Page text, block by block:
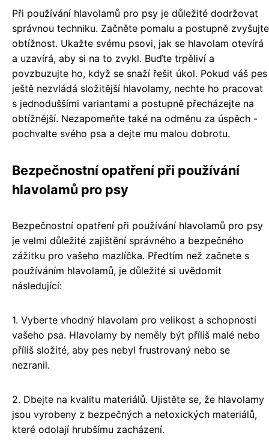
Při používání hlavolamů pro psy je důležité dodržovat
správnou techniku. Začněte pomalu a postupně zvyšujte
obtížnost. Ukažte svému psovi, jak se hlavolam otevírá
a uzavírá, aby si na to zvykl. Buďte trpěliví a
povzbuzujte ho, když se snaží řešit úkol. Pokud váš pes
ještě nezvládá složitější hlavolamy, nechte ho pracovat
s jednoduššími variantami a postupně přecházejte na
obtížnější. Nezapomeňte také na odměnu za úspěch -
pochvalte svého psa a dejte mu malou dobrotu.
Bezpečnostní opatření při používání
hlavolamů pro psy
Bezpečnostní opatření při používání hlavolamů pro psy
je velmi důležité zajištění správného a bezpečného
zážitku pro vašeho mazlíčka. Předtím než začnete s
používáním hlavolamů, je důležité si uvědomit
následující:
1. Vyberte vhodný hlavolam pro velikost a schopnosti
vašeho psa. Hlavolamy by neměly být příliš malé nebo
příliš složité, aby pes nebyl frustrovaný nebo se
nezranil.
2. Dbejte na kvalitu materiálů. Ujistěte se, že hlavolamy
jsou vyrobeny z bezpečných a netoxických materiálů,
které odolají hrubšímu zacházení.